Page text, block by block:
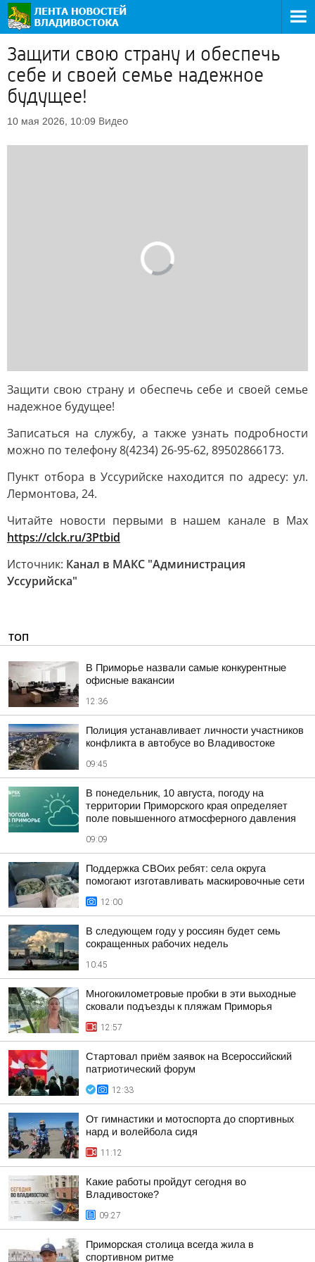
Защити свою страну и обеспечь
себе и своей семье надежное
будущее!
10 мая 2026, 10:09 Видео
Защити свою страну и обеспечь себе и своей семье
надежное будущее!
Записаться на службу, а также узнать подробности
можно по телефону 8(4234) 26-95-62, 89502866173.
Пункт отбора в Уссурийске находится по адресу: ул.
Лермонтова, 24.
Читайте новости первыми в нашем канале в Max
https://clck.ru/3Ptbid
Источник: Канал в МАКС "Администрация
Уссурийска"
ТОП
В Приморье назвали самые конкурентные
офисные вакансии
12:36
Полиция устанавливает личности участников
конфликта в автобусе во Владивостоке
09:45
В понедельник, 10 августа, погоду на
территории Приморского края определяет
поле повышенного атмосферного давления
09:09
Поддержка СВОих ребят: села округа
помогают изготавливать маскировочные сети
12:00
В следующем году у россиян будет семь
сокращенных рабочих недель
10:45
Многокилометровые пробки в эти выходные
сковали подъезды к пляжам Приморья
12:57
Стартовал приём заявок на Всероссийский
патриотический форум
12:33
От гимнастики и мотоспорта до спортивных
нард и волейбола сидя
11:12
Какие работы пройдут сегодня во
Владивостоке?
09:27
Приморская столица всегда жила в
спортивном ритме